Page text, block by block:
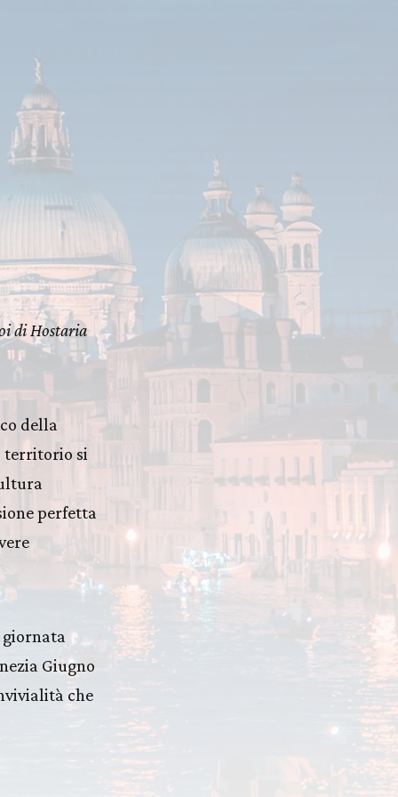
di Hostaria
della
territorio si
perfetta
giornata
Giugno
che